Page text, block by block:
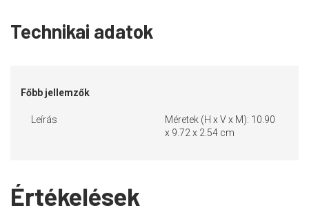
Technikai adatok
Főbb jellemzők
Leírás
Méretek (H x V x M): 10.90
x 9.72 x 2.54 cm
Értékelések